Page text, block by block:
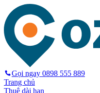
Gọi ngay 0898 555 889
Trang chủ
Thuê dài hạn